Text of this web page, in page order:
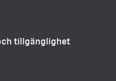
tillgänglighet